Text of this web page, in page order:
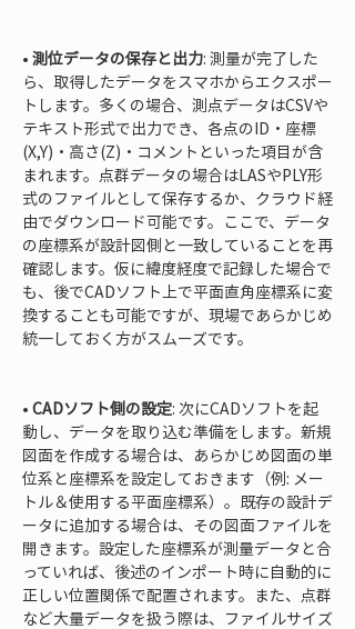
• 測位データの保存と出力: 測量が完了した
ら、取得したデータをスマホからエクスポー
トします。多くの場合、測点データはCSVや
テキスト形式で出力でき、各点のID・座標
(X,Y)・高さ(Z)・コメントといった項目が含
まれます。点群データの場合はLASやPLY形
式のファイルとして保存するか、クラウド経
由でダウンロード可能です。ここで、データ
の座標系が設計図側と一致していることを再
確認します。仮に緯度経度で記録した場合で
も、後でCADソフト上で平面直角座標系に変
換することも可能ですが、現場であらかじめ
統一しておく方がスムーズです。
• CADソフト側の設定: 次にCADソフトを起
動し、データを取り込む準備をします。新規
図面を作成する場合は、あらかじめ図面の単
位系と座標系を設定しておきます（例: メー
トル＆使用する平面座標系）。既存の設計デ
ータに追加する場合は、その図面ファイルを
開きます。設定した座標系が測量データと合
っていれば、後述のインポート時に自動的に
正しい位置関係で配置されます。また、点群
など大量データを扱う際は、ファイルサイズ